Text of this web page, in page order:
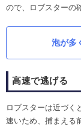
ので、ロブスターの
泡が多
高速で逃げる
ロブスターは近づく
速いため、捕まえる